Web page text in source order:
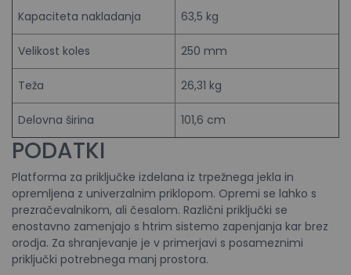
Kapaciteta nakladanja 63,5 kg
Velikost koles 250 mm
Teža 26,31 kg
Delovna širina 101,6 cm
PODATKI
Platforma za priključke izdelana iz trpežnega jekla in
opremljena z univerzalnim priklopom. Opremi se lahko s
prezračevalnikom, ali česalom. Različni priključki se
enostavno zamenjajo s htrim sistemo zapenjanja kar brez
orodja. Za shranjevanje je v primerjavi s posameznimi
priključki potrebnega manj prostora.